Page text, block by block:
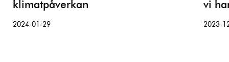
klimatpåverkan
2024-01-29
vi
2023-